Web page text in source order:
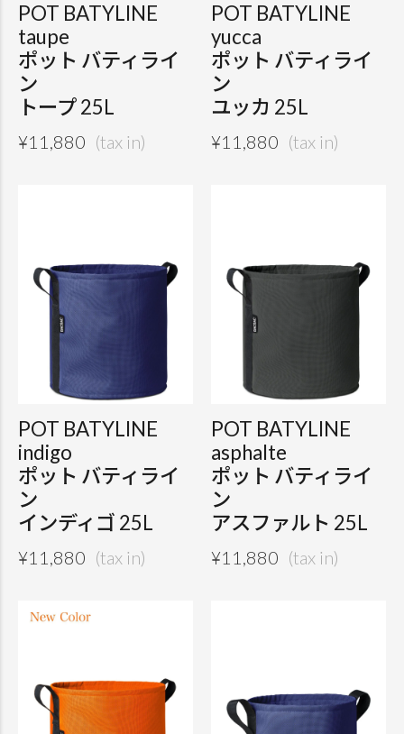
POT BATYLINE
taupe
ポット バティライ
ン
トープ 25L
¥11,880
POT BATYLINE
yucca
ポット バティライ
ン
ユッカ 25L
¥11,880
POT BATYLINE
indigo
ポット バティライ
ン
インディゴ 25L
¥11,880
POT BATYLINE
asphalte
ポット バティライ
ン
アスファルト 25L
¥11,880